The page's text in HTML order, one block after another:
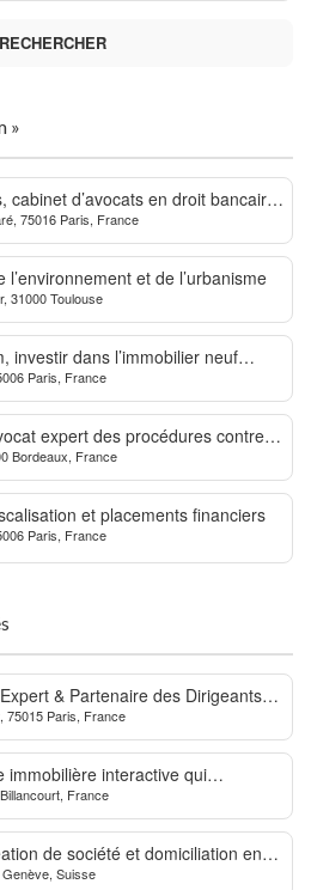
RECHERCHER
»
cabinet d’avocats en droit bancaire,
financières
75016 Paris, France
l’environnement et de l’urbanisme
31000 Toulouse
investir dans l’immobilier neuf
Paris, France
expert des procédures contre la
Bordeaux, France
et placements financiers
Paris, France
& Partenaire des Dirigeants
75015 Paris, France
immobilière interactive qui
France
de société et domiciliation en
Suisse